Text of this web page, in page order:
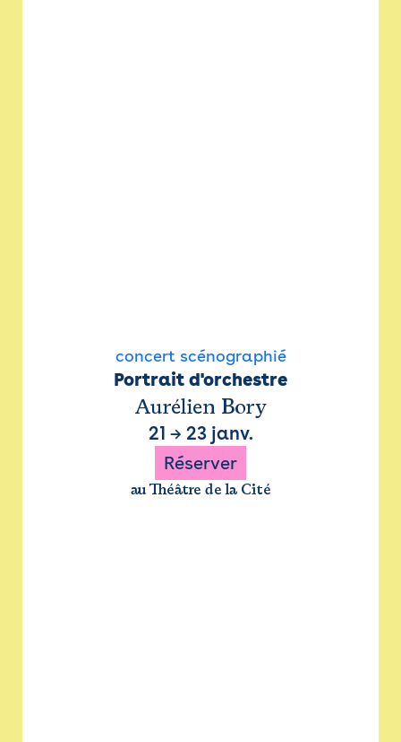
concert scénographié
Portrait d'orchestre
Aurélien Bory
21 → 23 janv.
Réserver
au Théâtre de la Cité